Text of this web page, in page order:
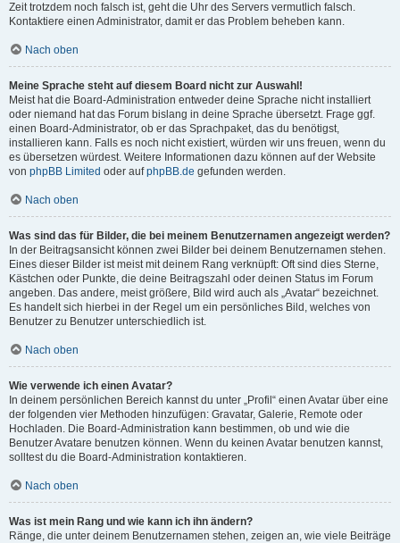
Zeit trotzdem noch falsch ist, geht die Uhr des Servers vermutlich falsch.
Kontaktiere einen Administrator, damit er das Problem beheben kann.
Nach oben
Meine Sprache steht auf diesem Board nicht zur Auswahl!
Meist hat die Board-Administration entweder deine Sprache nicht installiert
oder niemand hat das Forum bislang in deine Sprache übersetzt. Frage ggf.
einen Board-Administrator, ob er das Sprachpaket, das du benötigst,
installieren kann. Falls es noch nicht existiert, würden wir uns freuen, wenn du
es übersetzen würdest. Weitere Informationen dazu können auf der Website
von phpBB Limited oder aufphpBB.de gefunden werden.
Nach oben
Was sind das für Bilder, die bei meinem Benutzernamen angezeigt werden?
In der Beitragsansicht können zwei Bilder bei deinem Benutzernamen stehen.
Eines dieser Bilder ist meist mit deinem Rang verknüpft: Oft sind dies Sterne,
Kästchen oder Punkte, die deine Beitragszahl oder deinen Status im Forum
angeben. Das andere, meist größere, Bild wird auch als „Avatar“ bezeichnet.
Es handelt sich hierbei in der Regel um ein persönliches Bild, welches von
Benutzer zu Benutzer unterschiedlich ist.
Nach oben
Wie verwende ich einen Avatar?
In deinem persönlichen Bereich kannst du unter „Profil“ einen Avatar über eine
der folgenden vier Methoden hinzufügen: Gravatar, Galerie, Remote oder
Hochladen. Die Board-Administration kann bestimmen, ob und wie die
Benutzer Avatare benutzen können. Wenn du keinen Avatar benutzen kannst,
solltest du die Board-Administration kontaktieren.
Nach oben
Was ist mein Rang und wie kann ich ihn ändern?
Ränge, die unter deinem Benutzernamen stehen, zeigen an, wie viele Beiträge